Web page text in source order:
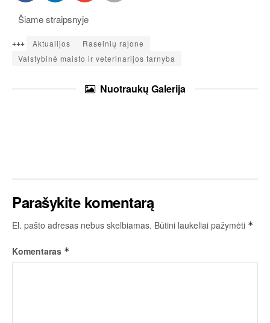
Šiame straipsnyje
+++ Aktualijos
Raseinių rajone
Valstybinė maisto ir veterinarijos tarnyba
Nuotraukų Galerija
Parašykite komentarą
El. pašto adresas nebus skelbiamas. Būtini laukeliai pažymėti *
Komentaras *